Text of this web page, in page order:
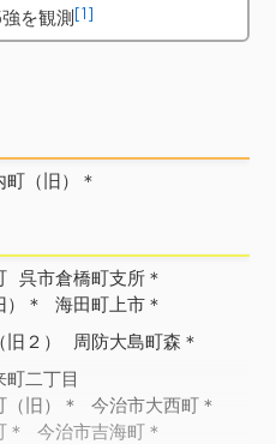
を観測[1]
（旧）＊
呉市倉橋町支所＊
＊
海田町上市＊
２） 周防大島町森＊
町二丁目
旧）＊
今治市大西町＊
今治市吉海町＊